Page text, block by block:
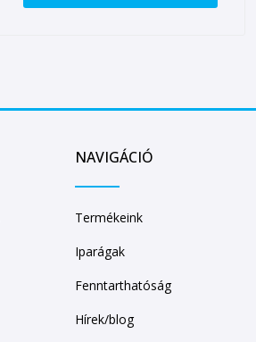
NAVIGÁCIÓ
Termékeink
Iparágak
Fenntarthatóság
Hírek/blog